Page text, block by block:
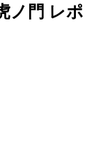
ノ門 レポ